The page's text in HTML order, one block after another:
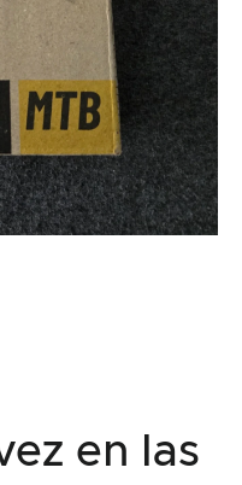
en las